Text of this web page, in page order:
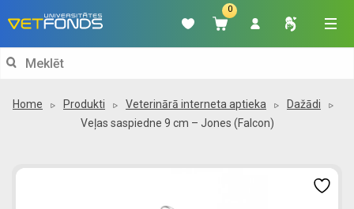
0
Search
Home Produkti Veterinārā interneta aptieka
Dažādi
Veļas saspiedne 9 cm – Jones (Falcon)